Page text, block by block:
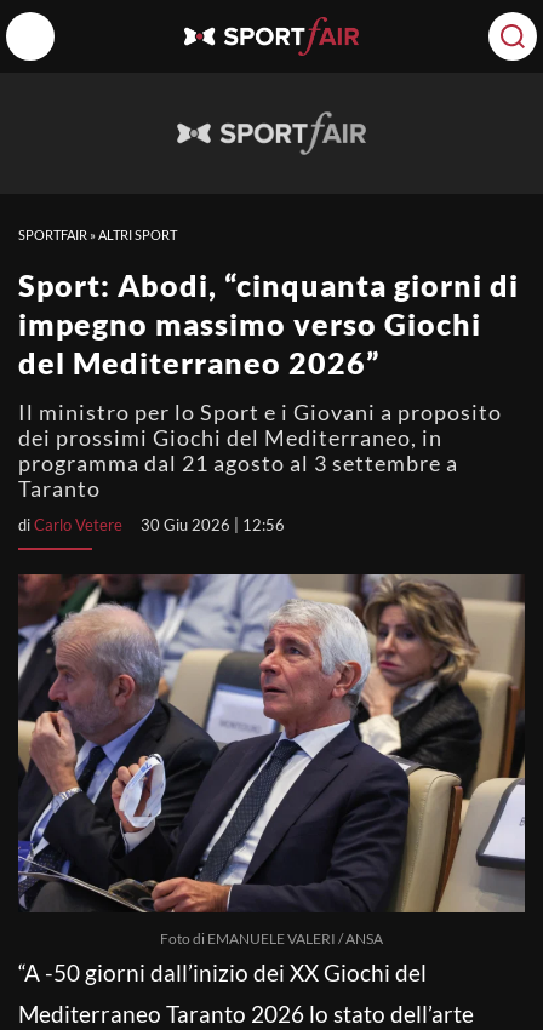
SPORTFAIR »ALTRI SPORT
Sport: Abodi, “cinquanta giorni di
impegno massimo verso Giochi
del Mediterraneo 2026”
Il ministro per lo Sport e i Giovani a proposito
dei prossimi Giochi del Mediterraneo, in
programma dal 21 agosto al 3 settembre a
Taranto
diCarlo Vetere 30 Giu 2026 | 12:56
Foto di EMANUELE VALERI / ANSA
“A -50 giorni dall’inizio dei XX Giochi del
Mediterraneo Taranto 2026 lo stato dell’arte